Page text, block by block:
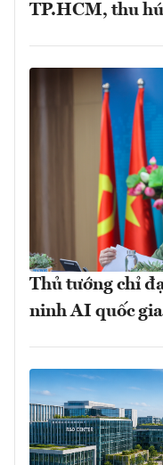
TP.HCM, thu
Thủ tướng chỉ
ninh AI quốc gia